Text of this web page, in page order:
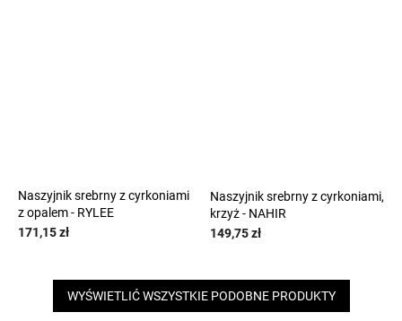
Naszyjnik srebrny z cyrkoniami
z opalem - RYLEE
171,15 zł
Naszyjnik srebrny z cyrkoniami,
krzyż - NAHIR
149,75 zł
WYŚWIETLIĆ WSZYSTKIE PODOBNE PRODUKTY